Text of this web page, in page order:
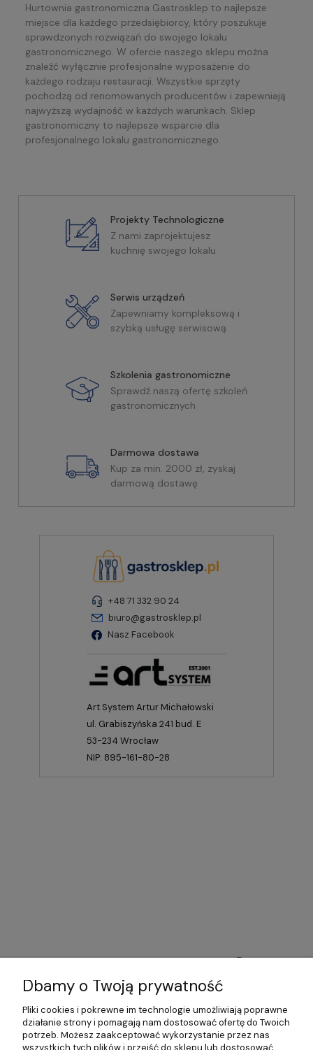
Hurtownia gastronomiczna Gastrosklep to najlepsze
miejsce dla każdego przedsiębiorcy, który poszukuje
sprawdzonych rozwiązań do swojego lokalu
gastronomicznego. W ofercie naszego sklepu można
znaleźć wyłącznie profesjonalne wyposażenie do
każdego rodzaju restauracji. Wszystkie sprzęty
pochodzą od renomowanych producentów i zapewniają
najwyższą wydajność w każdych warunkach. Sklep
gastronomiczny to najlepsze wsparcie dla
profesjonalnego lokalu gastronomicznego.
Projekty Technologiczne
Z nami zaprojektujesz
kuchnię swojego lokalu
Serwis urządzeń
Zapewniamy kompleksową i
szybką usługę serwisową
Szkolenia gastronomiczne
Sprawdź naszą ofertę szkoleń
gastronomicznych
Darmowa dostawa
Kup za min. 2000 zł, zyskaj
darmową dostawę
+48 71 332 90 24
biuro@gastrosklep.pl
Nasz Facebook
Art System Artur Michałowski
ul. Grabiszyńska 241 bud. E
53-234 Wrocław
NIP: 895-161-80-28
Pomoc
Moje konto
Płatności i dostawa
Dbamy o Twoją prywatność
Pliki cookies i pokrewne im technologie umożliwiają poprawne
działanie strony i pomagają nam dostosować ofertę do Twoich
potrzeb. Możesz zaakceptować wykorzystanie przez nas
wszystkich tych plików i przejść do sklepu lub dostosować